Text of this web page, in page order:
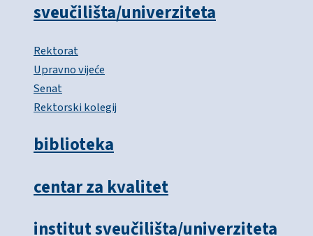
sveučilišta/univerziteta
Rektorat
Upravno vijeće
Senat
Rektorski kolegij
biblioteka
centar za kvalitet
institut sveučilišta/univerziteta